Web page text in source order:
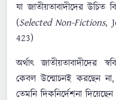
যা জাতীয়তাবাদীদের উচিত
(Selected Non-Fictions,
423)
অর্থাৎ জাতীয়তাবাদীদের
কেবল উন্মোচনই করছেন
তেমনি দিকনির্দেশনা